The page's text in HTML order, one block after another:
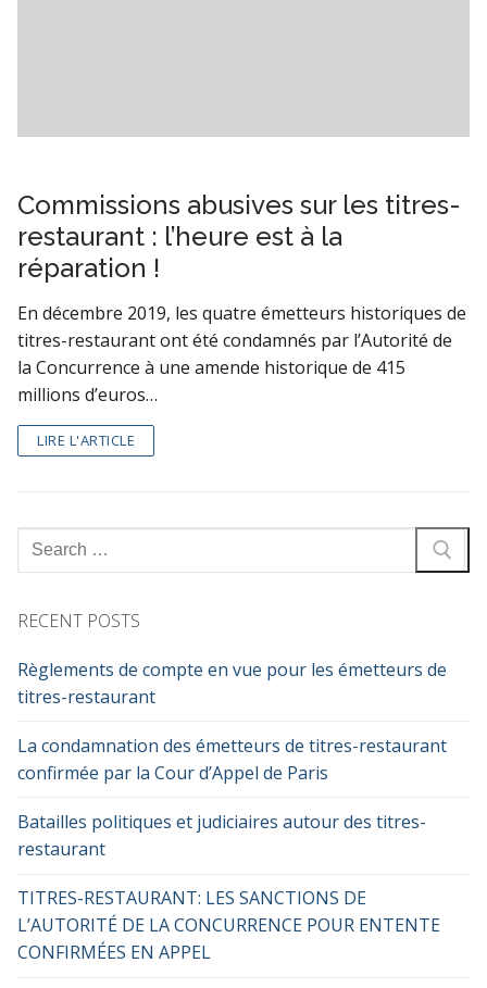
Commissions abusives sur les titres-
restaurant : l’heure est à la
réparation !
En décembre 2019, les quatre émetteurs historiques de
titres-restaurant ont été condamnés par l’Autorité de
la Concurrence à une amende historique de 415
millions d’euros…
LIRE L'ARTICLE
Search
for:
RECENT POSTS
Règlements de compte en vue pour les émetteurs de
titres-restaurant
La condamnation des émetteurs de titres-restaurant
confirmée par la Cour d’Appel de Paris
Batailles politiques et judiciaires autour des titres-
restaurant
TITRES-RESTAURANT: LES SANCTIONS DE
L’AUTORITÉ DE LA CONCURRENCE POUR ENTENTE
CONFIRMÉES EN APPEL